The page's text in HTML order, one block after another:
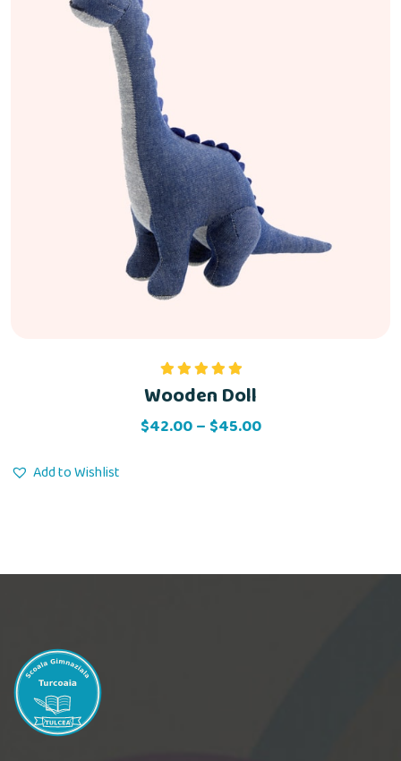
Rated
5.00
out of 5
Wooden Doll
$42.00– $45.00Price
Add to Wishlist